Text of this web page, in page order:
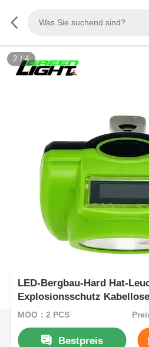
3 /4
LED-Bergbau-Hard Hat-
Explosionsschutz
MOQ：2 PCS
Bestpreis